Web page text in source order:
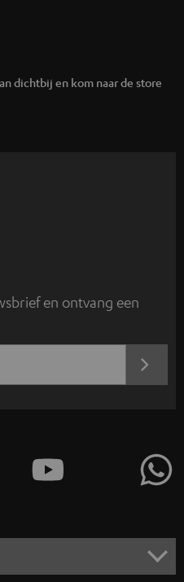
dichtbij en kom naar de store
en ontvang een